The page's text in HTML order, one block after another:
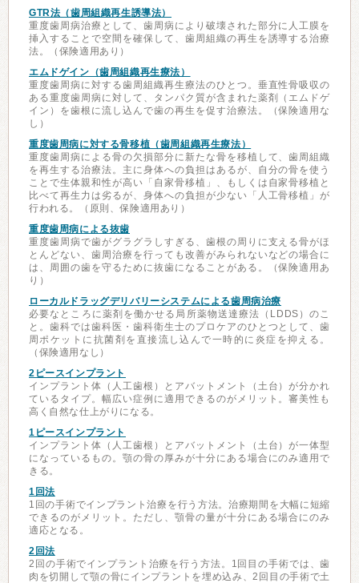
GTR法（歯周組織再生誘導法）
重度歯周病治療として、歯周病により破壊された部分に人工膜を
挿入することで空間を確保して、歯周組織の再生を誘導する治療
法。（保険適用あり）
エムドゲイン（歯周組織再生療法）
重度歯周病に対する歯周組織再生療法のひとつ。垂直性骨吸収の
ある重度歯周病に対して、タンパク質が含まれた薬剤（エムドゲ
イン）を歯根に流し込んで歯の再生を促す治療法。（保険適用な
し）
重度歯周病に対する骨移植（歯周組織再生療法）
重度歯周病による骨の欠損部分に新たな骨を移植して、歯周組織
を再生する治療法。主に身体への負担はあるが、自分の骨を使う
ことで生体親和性が高い「自家骨移植」、もしくは自家骨移植と
比べて再生力は劣るが、身体への負担が少ない「人工骨移植」が
行われる。（原則、保険適用あり）
重度歯周病による抜歯
重度歯周病で歯がグラグラしすぎる、歯根の周りに支える骨がほ
とんどない、歯周治療を行っても改善がみられないなどの場合に
は、周囲の歯を守るために抜歯になることがある。（保険適用あ
り）
ローカルドラッグデリバリーシステムによる歯周病治療
必要なところに薬剤を働かせる局所薬物送達療法（LDDS）のこ
と。歯科では歯科医・歯科衛生士のプロケアのひとつとして、歯
周ポケットに抗菌剤を直接流し込んで一時的に炎症を抑える。
（保険適用なし）
2ピースインプラント
インプラント体（人工歯根）とアバットメント（土台）が分かれ
ているタイプ。幅広い症例に適用できるのがメリット。審美性も
高く自然な仕上がりになる。
1ピースインプラント
インプラント体（人工歯根）とアバットメント（土台）が一体型
になっているもの。顎の骨の厚みが十分にある場合にのみ適用で
きる。
1回法
1回の手術でインプラント治療を行う方法。治療期間を大幅に短縮
できるのがメリット。ただし、顎骨の量が十分にある場合にのみ
適応となる。
2回法
2回の手術でインプラント治療を行う方法。1回目の手術では、歯
肉を切開して顎の骨にインプラントを埋め込み、2回目の手術で土